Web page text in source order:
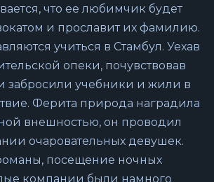
что ее любимчик будет
и прославит их фамилию.
учиться в Стамбул. Уехав
опеки, почувствовав
забросили учебники и жили в
Ферита природа наградила
внешностью, он проводил
очаровательных девушек.
посещение ночных
компании были намного